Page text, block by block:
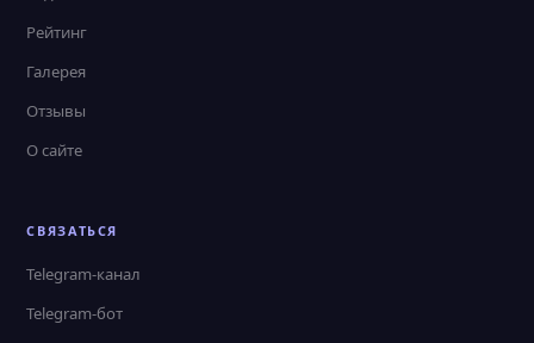
Рейтинг
Галерея
Отзывы
О сайте
СВЯЗАТЬСЯ
Telegram-канал
Telegram-бот